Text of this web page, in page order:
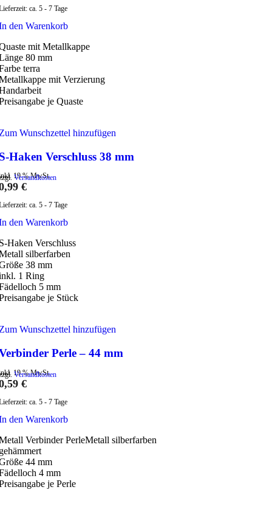
ca. 5 - 7 Tage
den Warenkorb
mit Metallkappe
80 mm
terra
mit Verzierung
je Quaste
Wunschzettel hinzufügen
Haken Verschluss 38 mm
19 % MwSt.
Versandkosten
€
ca. 5 - 7 Tage
den Warenkorb
Haken Verschluss
silberfarben
38 mm
1 Ring
5 mm
je Stück
Wunschzettel hinzufügen
Perle – 44 mm
19 % MwSt.
Versandkosten
€
ca. 5 - 7 Tage
den Warenkorb
Verbinder PerleMetall silberfarben
44 mm
4 mm
je Perle